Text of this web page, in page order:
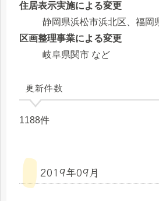
住居表示実施による変更
静岡県浜松市浜北区、福岡
区画整理事業による変更
岐阜県関市 など
更新件数
1188件
2019年09月